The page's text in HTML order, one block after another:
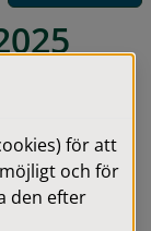
för att
och för
den efter